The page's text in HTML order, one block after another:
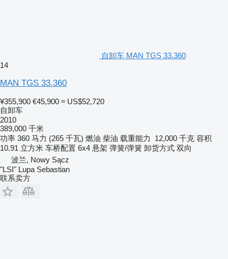
自卸车 MAN TGS 33.360
14
MAN TGS 33.360
¥355,900 €45,900 ≈ US$52,720
自卸车
2010
389,000 千米
功率 360 马力 (265 千瓦) 燃油 柴油 载重能力 12,000 千克 容积
10.91 立方米 车桥配置 6x4 悬架 弹簧/弹簧 卸货方式 双向
波兰, Nowy Sącz
"LSI" Lupa Sebastian
联系卖方